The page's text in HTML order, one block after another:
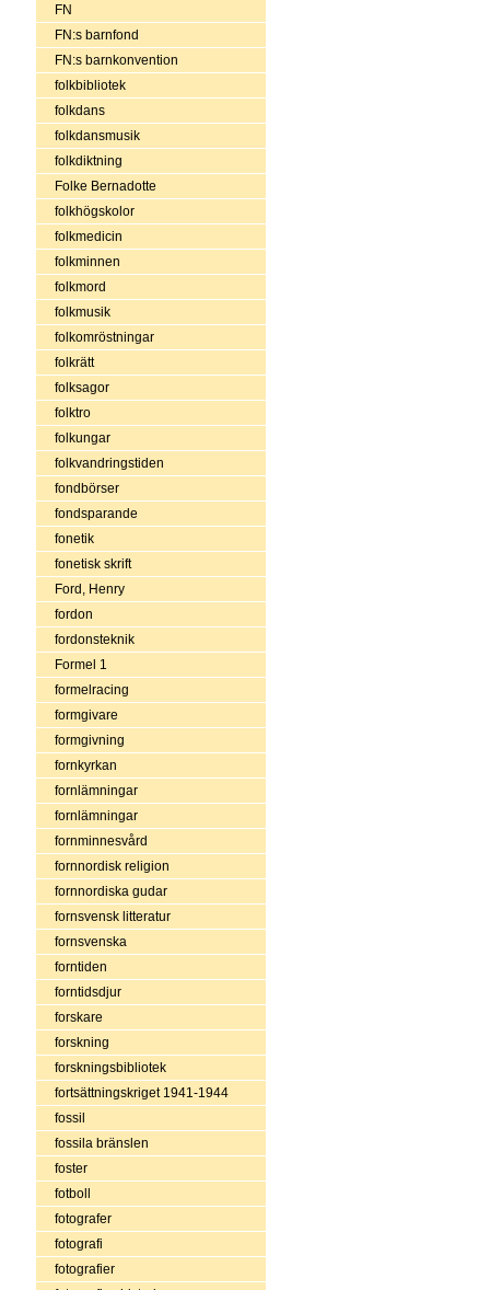
FN
FN:s barnfond
FN:s barnkonvention
folkbibliotek
folkdans
folkdansmusik
folkdiktning
Folke Bernadotte
folkhögskolor
folkmedicin
folkminnen
folkmord
folkmusik
folkomröstningar
folkrätt
folksagor
folktro
folkungar
folkvandringstiden
fondbörser
fondsparande
fonetik
fonetisk skrift
Ford, Henry
fordon
fordonsteknik
Formel 1
formelracing
formgivare
formgivning
fornkyrkan
fornlämningar
fornlämningar
fornminnesvård
fornnordisk religion
fornnordiska gudar
fornsvensk litteratur
fornsvenska
forntiden
forntidsdjur
forskare
forskning
forskningsbibliotek
fortsättningskriget 1941-1944
fossil
fossila bränslen
foster
fotboll
fotografer
fotografi
fotografier